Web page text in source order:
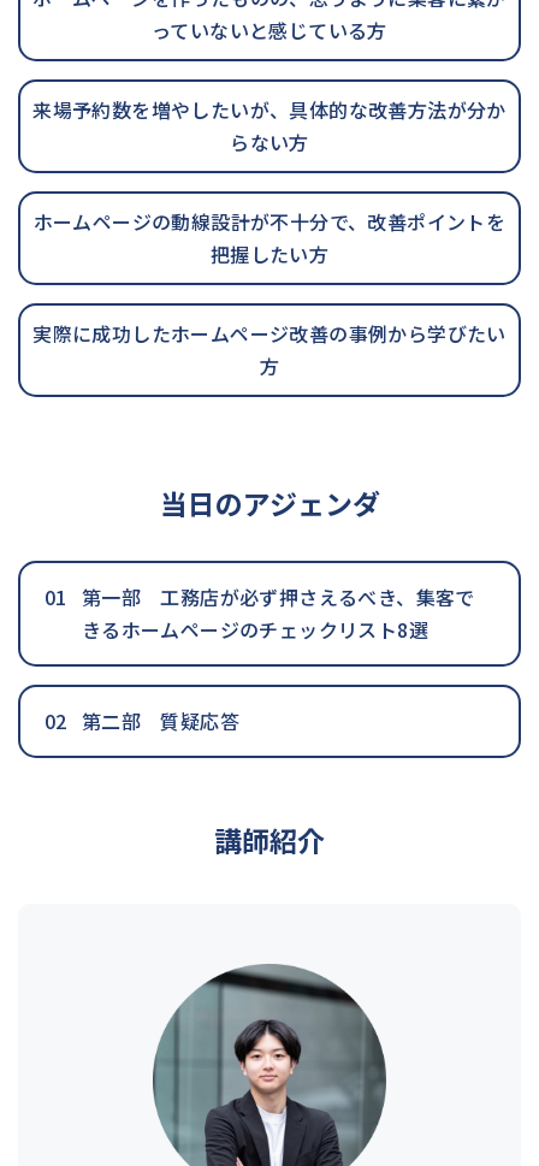
っていないと感じている方
来場予約数を増やしたいが、具体的な改善方法が分か
らない方
ホームページの動線設計が不十分で、改善ポイントを
把握したい方
実際に成功したホームページ改善の事例から学びたい
方
当日のアジェンダ
第一部 工務店が必ず押さえるべき、集客で
きるホームページのチェックリスト8選
第二部 質疑応答
講師紹介